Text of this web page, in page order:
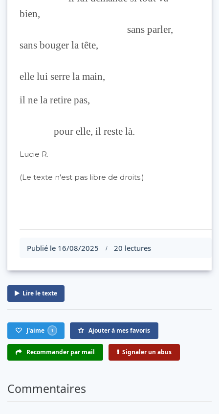
bien,
sans parler,
sans bouger la tête,
elle lui serre la main,
il ne la retire pas,
pour elle, il reste là.
Lucie R.
(Le texte n'est pas libre de droits.)
Publié le 16/08/2025 / 20 lectures
Lire le texte
J'aime 1 Ajouter à mes favoris
Recommander par mail Signaler un abus
Commentaires